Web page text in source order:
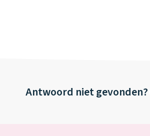
Antwoord niet gevonden?